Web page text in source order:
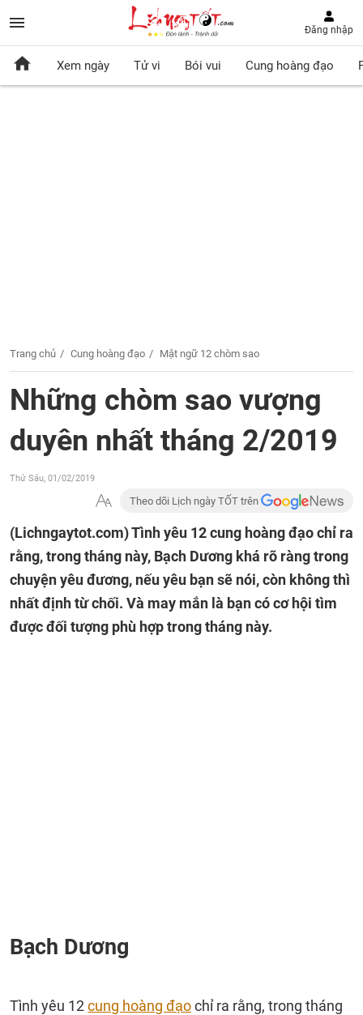
Đăng nhập
Xem ngày Tử vi Bói vui Cung hoàng đạo
Trang chủ Cung hoàng đạo Mật ngữ 12 chòm sao
Những chòm sao vượng
duyên nhất tháng 2/2019
Thứ Sáu, 01/02/2019
Theo dõi Lịch ngày TỐT trên
(Lichngaytot.com)Tình yêu 12 cung hoàng đạo chỉ ra
rằng, trong tháng này, Bạch Dương khá rõ ràng trong
chuyện yêu đương, nếu yêu bạn sẽ nói, còn không thì
nhất định từ chối. Và may mắn là bạn có cơ hội tìm
được đối tượng phù hợp trong tháng này.
Bạch Dương
Tình yêu 12cung hoàng đạochỉ ra rằng, trong tháng